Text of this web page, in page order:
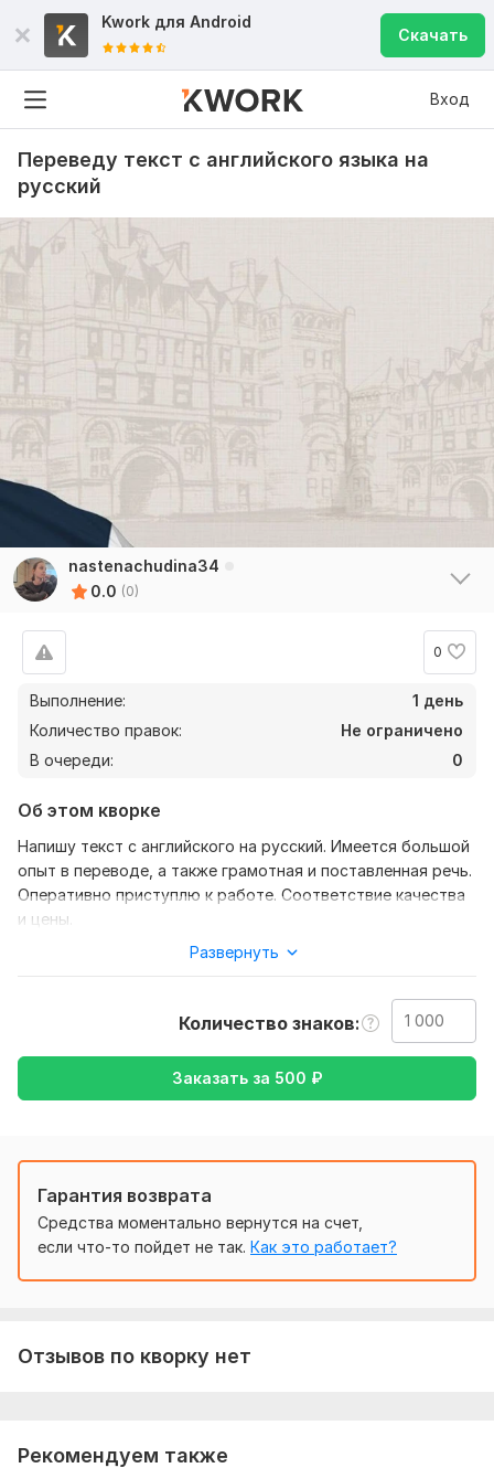
Kwork для Android
Скачать
Вход
Переведу текст с английского языка на
русский
nastenachudina34
0.0 (0)
0
Выполнение:
1 день
Количество правок:
Не ограничено
В очереди:
0
Об этом кворке
Напишу текст с английского на русский. Имеется большой
опыт в переводе, а также грамотная и поставленная речь.
Оперативно приступлю к работе. Соответствие качества
и цены.
документа, и желаемый перевод ( с русского на
Тематика:
Интернет и технологии, Культура и искусство,
Товары и услуги,
с Английского на Русский
Объем услуги в кворке:
Развернуть
Количество знаков
Заказать за 500 ₽
Гарантия возврата
Средства моментально вернутся на счет,
если что-то пойдет не так. Как это работает?
Отзывов по кворку нет
Рекомендуем также